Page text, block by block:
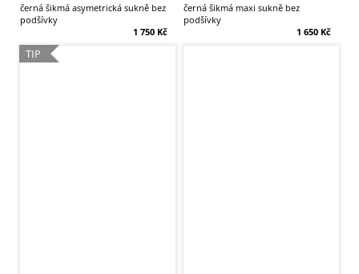
černá šikmá asymetrická sukně bez
podšívky
1 750 Kč
černá šikmá maxi sukně bez
podšívky
1 650 Kč
TIP